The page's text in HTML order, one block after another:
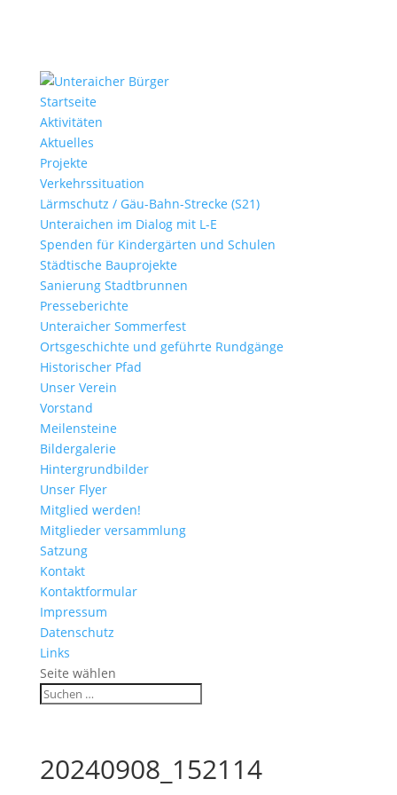
Startseite
Aktivitäten
Aktuelles
Projekte
Verkehrssituation
Lärmschutz / Gäu-Bahn-Strecke (S21)
Unteraichen im Dialog mit L-E
Spenden für Kindergärten und Schulen
Städtische Bauprojekte
Sanierung Stadtbrunnen
Presseberichte
Unteraicher Sommerfest
Ortsgeschichte und geführte Rundgänge
Historischer Pfad
Unser Verein
Vorstand
Meilensteine
Bildergalerie
Hintergrundbilder
Unser Flyer
Mitglied werden!
Mitglieder versammlung
Satzung
Kontakt
Kontaktformular
Impressum
Datenschutz
Links
Seite wählen
20240908_152114